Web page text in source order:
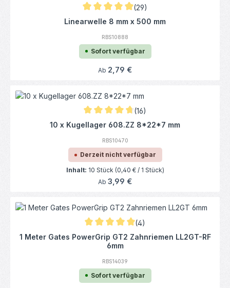
Durchschnittliche Bewertung von 4.93 von
(29)
Linearwelle 8 mm x 500 mm
RBS10888
Sofort verfügbar
Regulärer Preis:
Ab 2,79 €
Durchschnittliche Bewertung von 4.81 von
(16)
10 x Kugellager 608.ZZ 8*22*7 mm
RBS10470
Derzeit nicht verfügbar
Inhalt: 10 Stück (0,40 € / 1 Stück)
Regulärer Preis:
Ab 3,99 €
Durchschnittliche Bewertung von 5 von 5
(4)
1 Meter Gates PowerGrip GT2 Zahnriemen LL2GT-RF
6mm
RBS14039
Sofort verfügbar